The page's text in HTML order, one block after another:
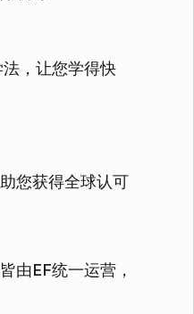
，让您学得快
您获得全球认可
由EF统一运营，